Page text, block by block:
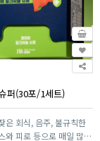
퍼(30포/1세트)
은 회식, 음주, 불규칙한
와 피로 등으로 매일 많은